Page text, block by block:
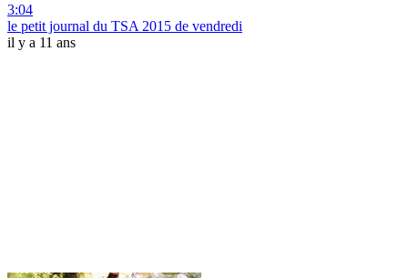
3:04
le petit journal du TSA 2015 de vendredi
il y a 11 ans